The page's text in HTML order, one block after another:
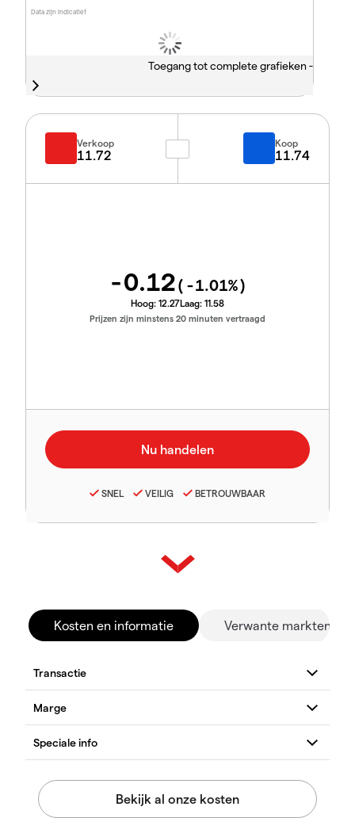
Data zijn indicatief
Toegang tot complete grafieken -
Verkoop
11.72
Koop
11.74
-0.12( -1.01%)
Hoog: 12.27Laag: 11.58
Prijzen zijn minstens 20 minuten vertraagd
SNEL VEILIG BETROUWBAAR
Kosten en informatie Verwante markten